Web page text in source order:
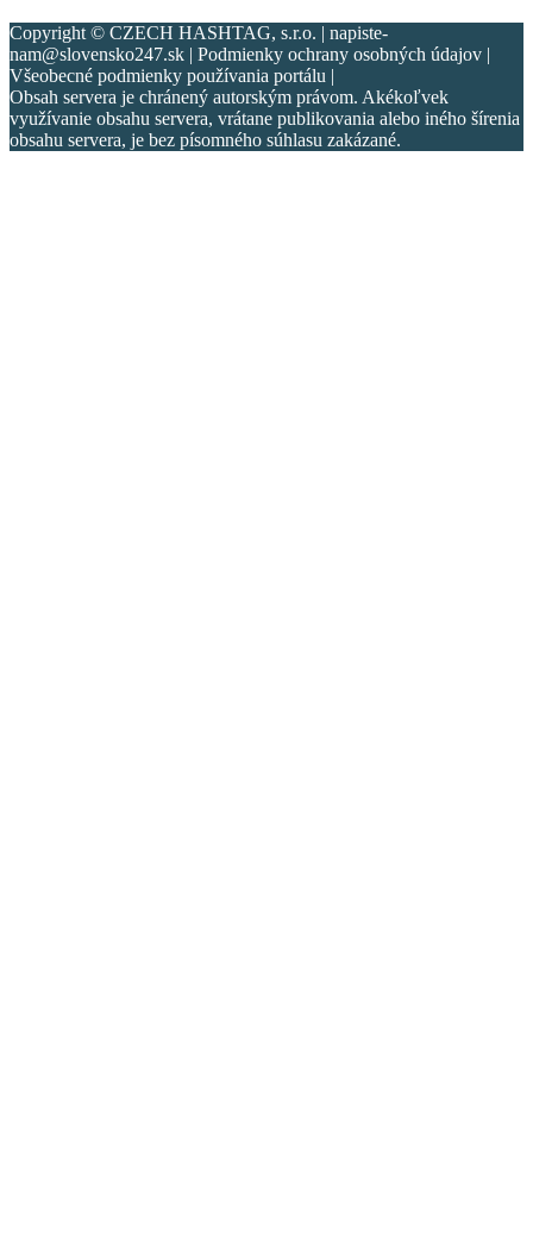
Copyright © CZECH HASHTAG, s.r.o. | napiste-
nam@slovensko247.sk | Podmienky ochrany osobných údajov |
Všeobecné podmienky používania portálu |
Obsah servera je chránený autorským právom. Akékoľvek
využívanie obsahu servera, vrátane publikovania alebo iného šírenia
obsahu servera, je bez písomného súhlasu zakázané.